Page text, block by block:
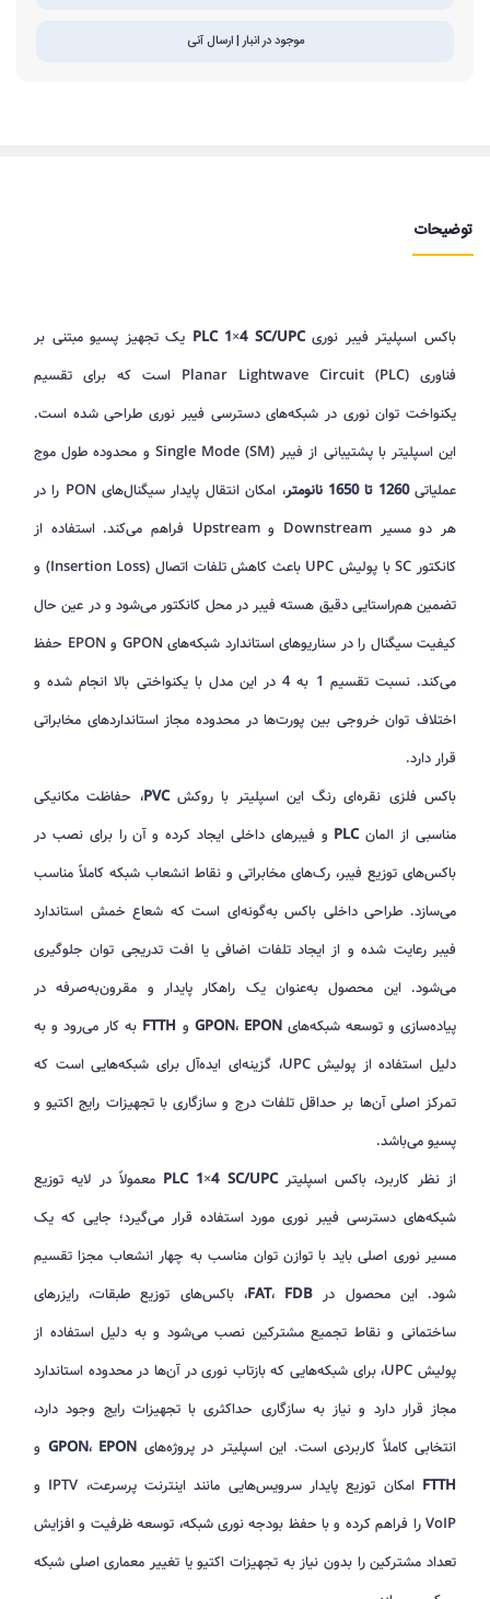
موجود در انبار | ارسال آنی
توضیحات
باکس اسپلیتر فیبر نوریPLC 1×4 SC/UPC یک تجهیز پسیو مبتنی بر
فناوری Planar Lightwave Circuit (PLC) است که برای تقسیم
یکنواخت توان نوری در شبکه‌های دسترسی فیبر نوری طراحی شده است.
این اسپلیتر با پشتیبانی از فیبر Single Mode (SM) و محدوده طول موج
عملیاتی1260 تا 1650 نانومتر
، امکان انتقال پایدار سیگنال‌های PON را در
هر دو مسیر Downstream و Upstream فراهم می‌کند. استفاده از
کانکتور SC با پولیش UPC باعث کاهش تلفات اتصال (Insertion Loss) و
تضمین هم‌راستایی دقیق هسته فیبر در محل کانکتور می‌شود و در عین حال
کیفیت سیگنال را در سناریوهای استاندارد شبکه‌های GPON و EPON حفظ
می‌کند. نسبت تقسیم 1 به 4 در این مدل با یکنواختی بالا انجام شده و
اختلاف توان خروجی بین پورت‌ها در محدوده مجاز استانداردهای مخابراتی
قرار دارد.
باکس فلزی نقره‌ای رنگ این اسپلیتر با روکشPVC، حفاظت مکانیکی
مناسبی از المانPLC و فیبرهای داخلی ایجاد کرده و آن را برای نصب در
باکس‌های توزیع فیبر، رک‌های مخابراتی و نقاط انشعاب شبکه کاملاً مناسب
می‌سازد. طراحی داخلی باکس به‌گونه‌ای است که شعاع خمش استاندارد
فیبر رعایت شده و از ایجاد تلفات اضافی یا افت تدریجی توان جلوگیری
می‌شود. این محصول به‌عنوان یک راهکار پایدار و مقرون‌به‌صرفه در
پیاده‌سازی و توسعه شبکه‌های
GPON، EPON و FTTH به کار می‌رود و به
دلیل استفاده از پولیش UPC، گزینه‌ای ایده‌آل برای شبکه‌هایی است که
تمرکز اصلی آن‌ها بر حداقل تلفات درج و سازگاری با تجهیزات رایج اکتیو و
پسیو می‌باشد.
از نظر کاربرد، باکس اسپلیترPLC 1×4 SC/UPC معمولاً در لایه توزیع
شبکه‌های دسترسی فیبر نوری مورد استفاده قرار می‌گیرد؛ جایی که یک
مسیر نوری اصلی باید با توازن توان مناسب به چهار انشعاب مجزا تقسیم
شود. این محصول در
FAT، FDB
، باکس‌های توزیع طبقات، رایزرهای
ساختمانی و نقاط تجمیع مشترکین نصب می‌شود و به دلیل استفاده از
پولیش UPC، برای شبکه‌هایی که بازتاب نوری در آن‌ها در محدوده استاندارد
مجاز قرار دارد و نیاز به سازگاری حداکثری با تجهیزات رایج وجود دارد،
انتخابی کاملاً کاربردی است. این اسپلیتر در پروژه‌های
GPON، EPON
و
FTTH
امکان توزیع پایدار سرویس‌هایی مانند اینترنت پرسرعت، IPTV و
VoIP را فراهم کرده و با حفظ بودجه نوری شبکه، توسعه ظرفیت و افزایش
تعداد مشترکین را بدون نیاز به تجهیزات اکتیو یا تغییر معماری اصلی شبکه